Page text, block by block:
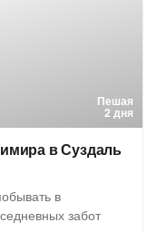
Пешая
2 дня
в Суздаль
в
забот